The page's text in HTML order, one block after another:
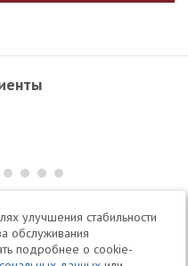
61
Max
улучшения стабильности
обслуживания
подробнее о cookie-